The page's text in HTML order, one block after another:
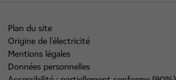
Plan du site
Origine de l'électricité
Mentions légales
Données personnelles